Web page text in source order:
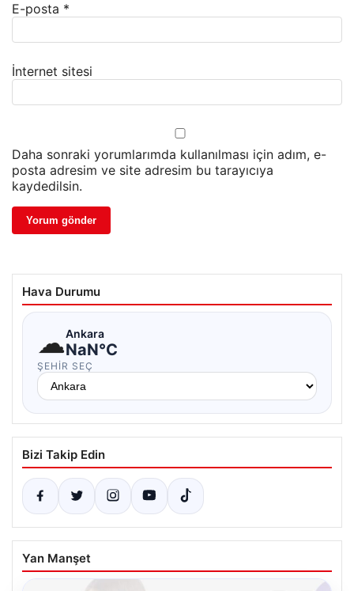
E-posta *
İnternet sitesi
Daha sonraki yorumlarımda kullanılması için adım, e-
posta adresim ve site adresim bu tarayıcıya
kaydedilsin.
Hava Durumu
☁Ankara
NaN°C
ŞEHIR SEÇ
Bizi Takip Edin
Yan Manşet